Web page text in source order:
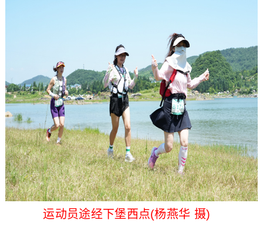
运动员途经下堡西点(杨燕华 摄)